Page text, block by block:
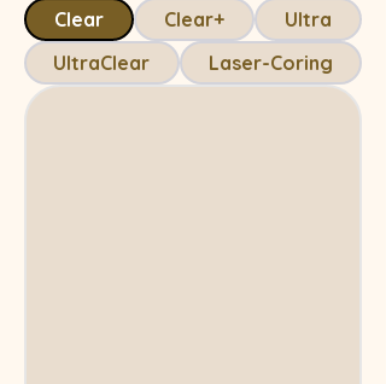
Clear Clear+
Ultra
UltraClear
Laser-Coring